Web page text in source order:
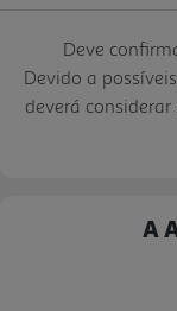
Deve
Devido a
deverá
A